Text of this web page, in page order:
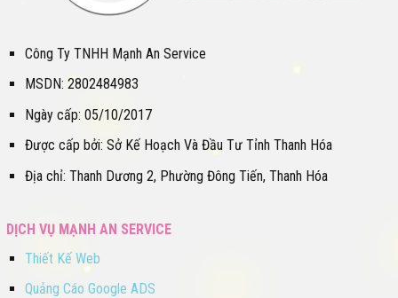
Công Ty TNHH Mạnh An Service
MSDN: 2802484983
Ngày cấp: 05/10/2017
Được cấp bởi: Sở Kế Hoạch Và Đầu Tư Tỉnh Thanh Hóa
Địa chỉ: Thanh Dương 2, Phường Đông Tiến, Thanh Hóa
DỊCH VỤ MẠNH AN SERVICE
Thiết Kế Web
Quảng Cáo Google ADS